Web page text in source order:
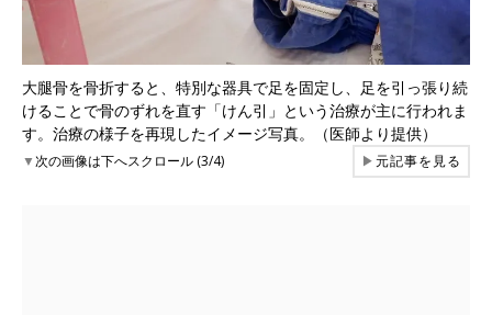
大腿骨を骨折すると、特別な器具で足を固定し、足を引っ張り続
けることで骨のずれを直す「けん引」という治療が主に行われま
す。治療の様子を再現したイメージ写真。（医師より提供）
▼次の画像は下へスクロール (3/4) ▶元記事を見る